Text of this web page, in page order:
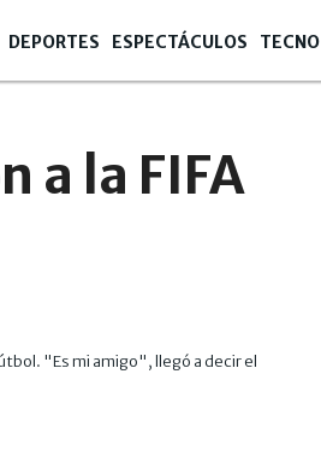
DEPORTES ESPECTÁCULOS TECNO
a la FIFA
"Es mi amigo", llegó a decir el